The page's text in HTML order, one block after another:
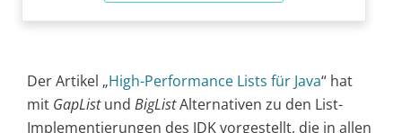
Der Artikel „High-Performance Lists für Java“ hat
mit GapList und BigListAlternativen zu den List-
Implementierungen des JDK vorgestellt, die in allen